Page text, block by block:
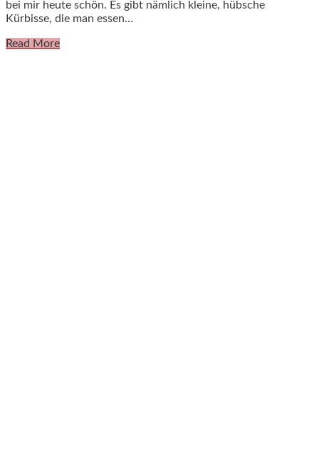
bei mir heute schön. Es gibt nämlich kleine, hübsche
Kürbisse, die man essen…
Read More